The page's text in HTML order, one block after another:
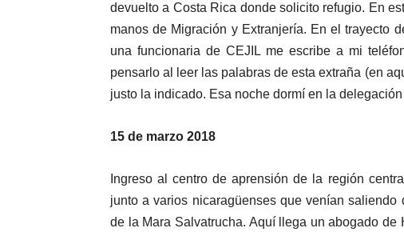
devuelto a Costa Rica donde solicito refugio. En
manos de Migración y Extranjería. En el trayecto
una funcionaria de CEJIL me escribe a mi
pensarlo al leer las palabras de esta extraña (en
justo la indicado. Esa noche dormí en la
15 de marzo 2018
Ingreso al centro de aprensión de la región
junto a varios nicaragüenses que venían
de la Mara Salvatrucha. Aquí llega un abogado